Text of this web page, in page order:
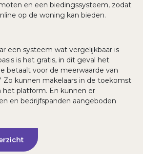
en een biedingssysteem, zodat
op de woning kan bieden.
een systeem wat vergelijkbaar is
is het gratis, in dit geval het
betaalt voor de meerwaarde van
Zo kunnen makelaars in de toekomst
het platform. En kunnen er
en bedrijfspanden aangeboden